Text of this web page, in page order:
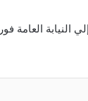
العامة فور